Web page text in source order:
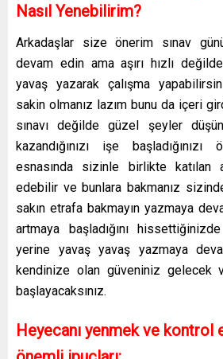
Nasıl Yenebilirim?
Arkadaşlar size önerim sınav
devam edin ama aşırı hızlı
yavaş yazarak çalışma
sakin olmanız lazım bunu da içeri
sınavı değilde güzel şeyler
kazandığınızı işe
esnasında sizinle birlikte katılan
edebilir ve bunlara bakmanız
sakın etrafa bakmayın yazmaya
artmaya başladığını
yerine yavaş yavaş yazmaya
kendinize olan güveniniz gelecek
başlayacaksınız.
Heyecanı yenmek ve kontrol